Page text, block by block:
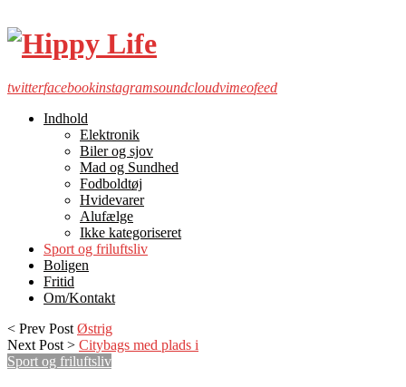
twitterfacebookinstagramsoundcloudvimeofeed
Indhold
Elektronik
Biler og sjov
Mad og Sundhed
Fodboldtøj
Hvidevarer
Alufælge
Ikke kategoriseret
Sport og friluftsliv
Boligen
Fritid
Om/Kontakt
< Prev Post Østrig
Next Post > Citybags med plads i
Sport og friluftsliv